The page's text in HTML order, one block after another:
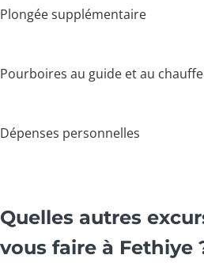
Plongée supplémentaire
Pourboires au guide et au
Dépenses personnelles
Quelles autres
vous faire à Fethiye